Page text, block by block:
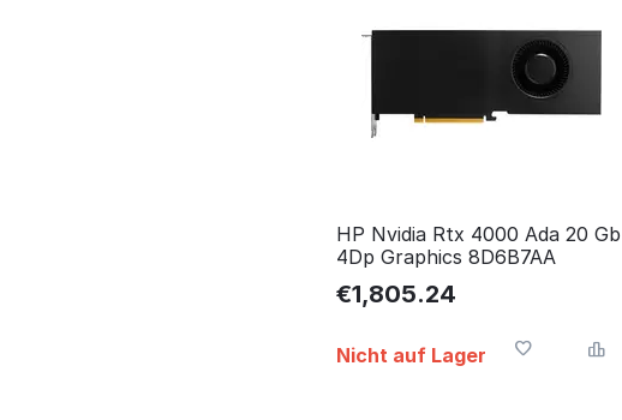
HP Nvidia Rtx 4000 Ada 20 Gb
4Dp Graphics 8D6B7AA
€1,805.24
Nicht auf Lager